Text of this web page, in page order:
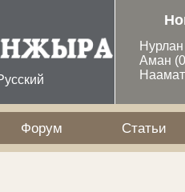
Аман
Форум Статьи